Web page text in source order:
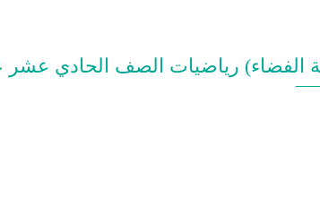
رياضيات الصف الحادي عشر علمي الفصل الثاني